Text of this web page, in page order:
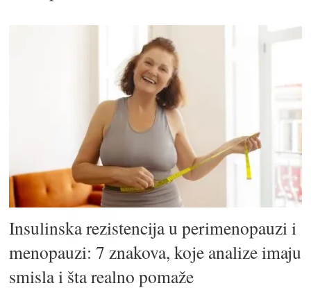
Insulinska rezistencija u perimenopauzi i
menopauzi: 7 znakova, koje analize imaju
smisla i šta realno pomaže